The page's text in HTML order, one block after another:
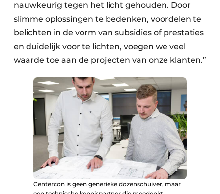
nauwkeurig tegen het licht gehouden. Door
slimme oplossingen te bedenken, voordelen te
belichten in de vorm van subsidies of prestaties
en duidelijk voor te lichten, voegen we veel
waarde toe aan de projecten van onze klanten.”
Centercon is geen generieke dozenschuiver, maar